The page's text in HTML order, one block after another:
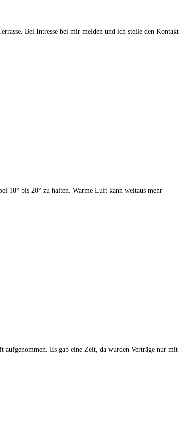
Bei Intresse bei mir melden und ich stelle den Kontakt
18° bis 20° zu halten. Warme Luft kann weitaus mehr
aufgenommen. Es gab eine Zeit, da wurden Verträge nur mit